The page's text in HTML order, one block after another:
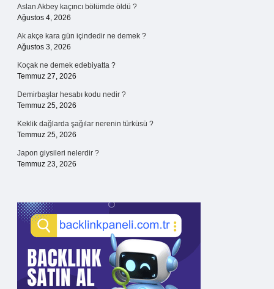
Aslan Akbey kaçıncı bölümde öldü ?
Ağustos 4, 2026
Ak akçe kara gün içindedir ne demek ?
Ağustos 3, 2026
Koçak ne demek edebiyatta ?
Temmuz 27, 2026
Demirbaşlar hesabı kodu nedir ?
Temmuz 25, 2026
Keklik dağlarda şağılar nerenin türküsü ?
Temmuz 25, 2026
Japon giysileri nelerdir ?
Temmuz 23, 2026